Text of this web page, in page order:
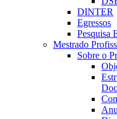
DINTER
Egressos
Pesquisa
Mestrado
Sobre o